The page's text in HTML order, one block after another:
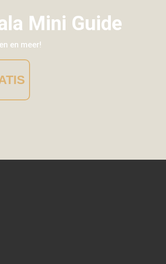
Mini Guide
en meer!